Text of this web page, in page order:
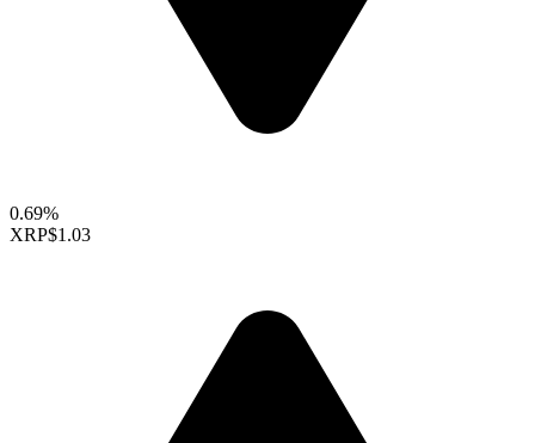
0.69%
XRP$1.03